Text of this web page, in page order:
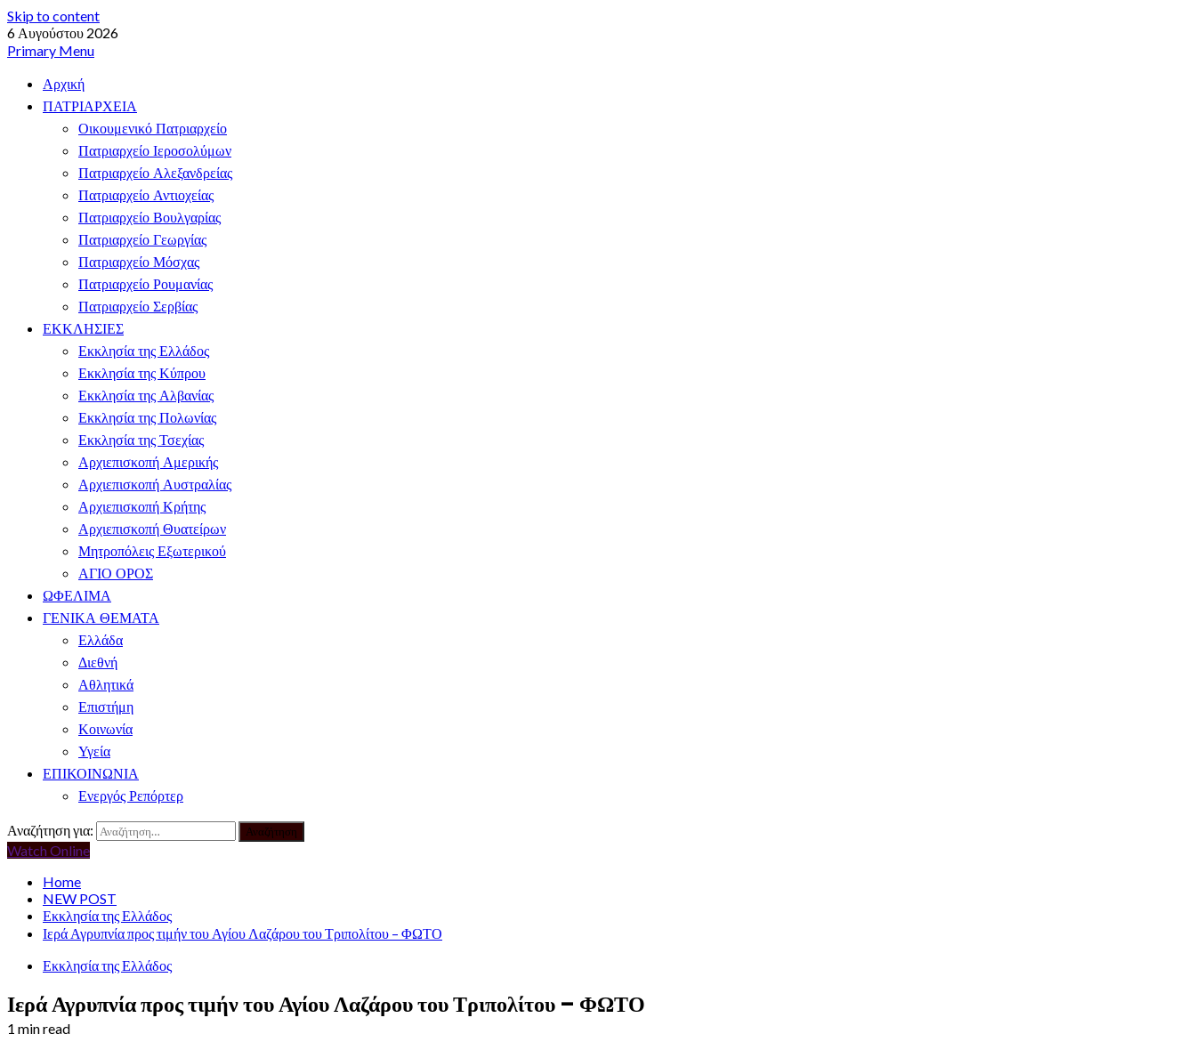
Skip to content
6 Αυγούστου 2026
Primary Menu
Αρχική
ΠΑΤΡΙΑΡΧΕΙΑ
Οικουμενικό Πατριαρχείο
Πατριαρχείο Ιεροσολύμων
Πατριαρχείο Αλεξανδρείας
Πατριαρχείο Αντιοχείας
Πατριαρχείο Βουλγαρίας
Πατριαρχείο Γεωργίας
Πατριαρχείο Μόσχας
Πατριαρχείο Ρουμανίας
Πατριαρχείο Σερβίας
ΕΚΚΛΗΣΙΕΣ
Εκκλησία της Ελλάδος
Εκκλησία της Κύπρου
Εκκλησία της Αλβανίας
Εκκλησία της Πολωνίας
Εκκλησία της Τσεχίας
Αρχιεπισκοπή Αμερικής
Αρχιεπισκοπή Αυστραλίας
Αρχιεπισκοπή Κρήτης
Αρχιεπισκοπή Θυατείρων
Μητροπόλεις Εξωτερικού
ΑΓΙΟ ΟΡΟΣ
ΩΦΕΛΙΜΑ
ΓΕΝΙΚΑ ΘΕΜΑΤΑ
Ελλάδα
Διεθνή
Αθλητικά
Επιστήμη
Κοινωνία
Υγεία
ΕΠΙΚΟΙΝΩΝΙΑ
Ενεργός Ρεπόρτερ
Αναζήτηση για:
Watch Online
Home
NEW POST
Εκκλησία της Ελλάδος
Ιερά Αγρυπνία προς τιμήν του Αγίου Λαζάρου του Τριπολίτου – ΦΩΤΟ
Εκκλησία της Ελλάδος
Ιερά Αγρυπνία προς τιμήν του Αγίου Λαζάρου του Τριπολίτου – ΦΩΤΟ
1 min read